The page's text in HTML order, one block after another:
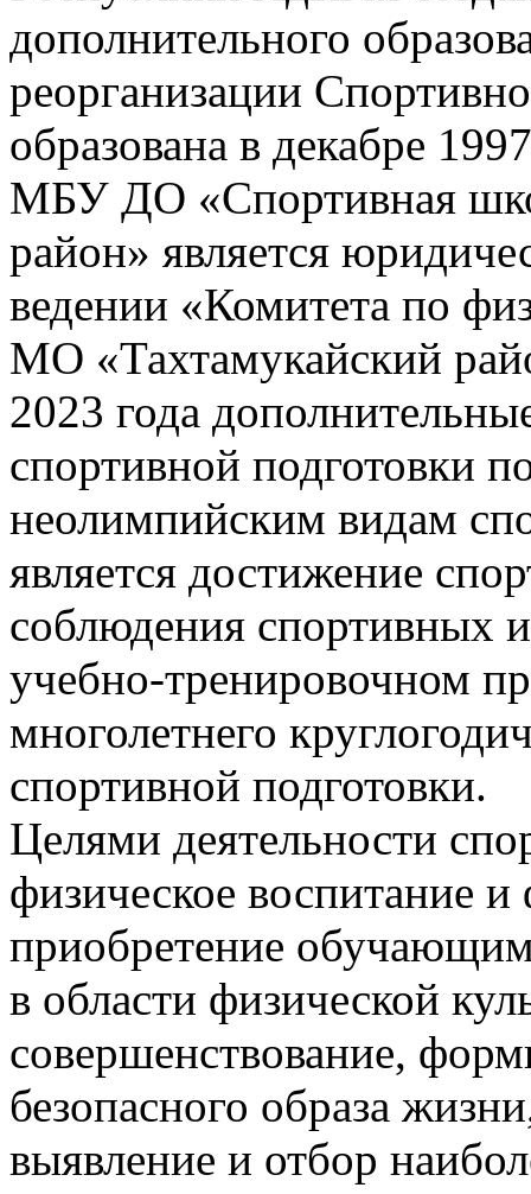
дополнительного
реорганизации
образована в декабре
МБУ ДО «Спортивная
район» является
ведении «Комитета по
МО «Тахтамукайский
2023 года
спортивной подготовки
неолимпийским видам
является достижение
соблюдения спортивных
учебно-тренировочном
многолетнего
спортивной подготовки.
Целями деятельности
физическое воспитание и
приобретение
в области физической
совершенствование,
безопасного образа
выявление и отбор